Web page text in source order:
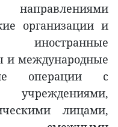
организации и
и международные
операции с
лицами,